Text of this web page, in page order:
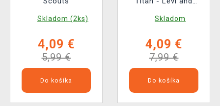
Skladom (2ks)
4,09 €
5,99 €
Do košíka
Skladom
4,09 €
7,99 €
Do košíka